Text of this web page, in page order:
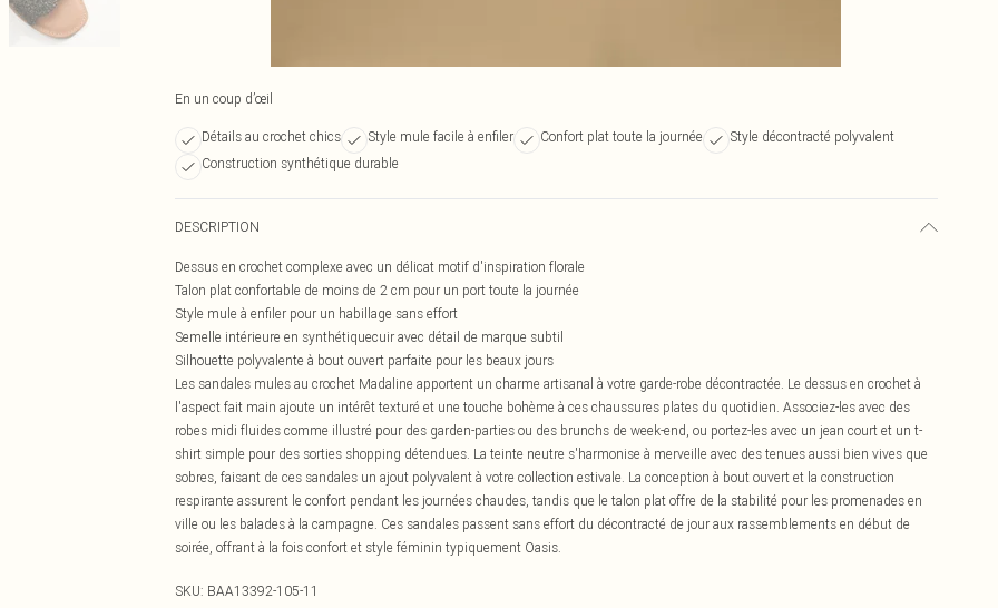
En un coup d’œil
Détails au crochet chics Style mule facile à enfiler Confort plat toute la journée
Style décontracté polyvalent
Construction synthétique durable
DESCRIPTION
Dessus en crochet complexe avec un délicat motif d'inspiration florale
Talon plat confortable de moins de 2 cm pour un port toute la journée
Style mule à enfiler pour un habillage sans effort
Semelle intérieure en synthétiquecuir avec détail de marque subtil
Silhouette polyvalente à bout ouvert parfaite pour les beaux jours
Les sandales mules au crochet Madaline apportent un charme artisanal à votre garde-robe décontractée. Le dessus en crochet à
l'aspect fait main ajoute un intérêt texturé et une touche bohème à ces chaussures plates du quotidien. Associez-les avec des
robes midi fluides comme illustré pour des garden-parties ou des brunchs de week-end, ou portez-les avec un jean court et un t-
shirt simple pour des sorties shopping détendues. La teinte neutre s'harmonise à merveille avec des tenues aussi bien vives que
sobres, faisant de ces sandales un ajout polyvalent à votre collection estivale. La conception à bout ouvert et la construction
respirante assurent le confort pendant les journées chaudes, tandis que le talon plat offre de la stabilité pour les promenades en
ville ou les balades à la campagne. Ces sandales passent sans effort du décontracté de jour aux rassemblements en début de
soirée, offrant à la fois confort et style féminin typiquement Oasis.
SKU: BAA13392-105-11